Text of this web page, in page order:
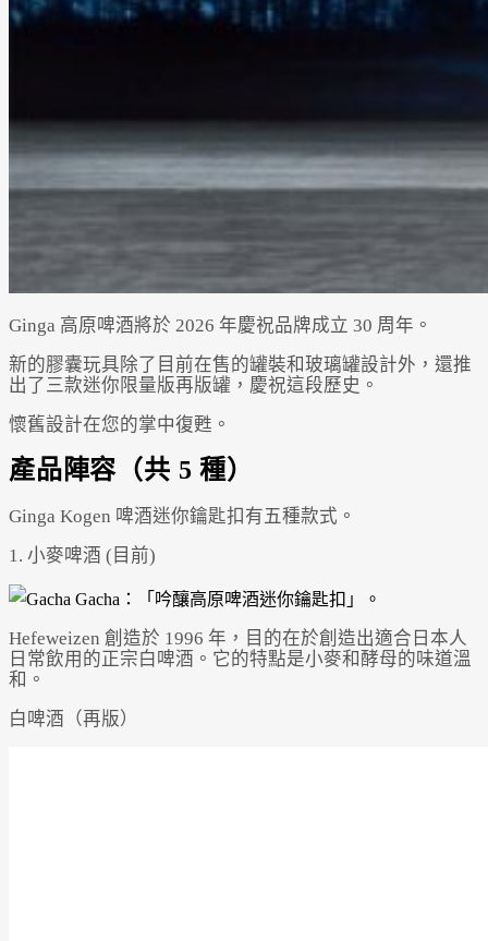
Ginga 高原啤酒將於 2026 年慶祝品牌成立 30 周年。
新的膠囊玩具除了目前在售的罐裝和玻璃罐設計外，還推
出了三款迷你限量版再版罐，慶祝這段歷史。
懷舊設計在您的掌中復甦。
產品陣容（共 5 種）
Ginga Kogen 啤酒迷你鑰匙扣有五種款式。
1. 小麥啤酒 (目前)
Hefeweizen 創造於 1996 年，目的在於創造出適合日本人
日常飲用的正宗白啤酒。它的特點是小麥和酵母的味道溫
和。
白啤酒（再版）